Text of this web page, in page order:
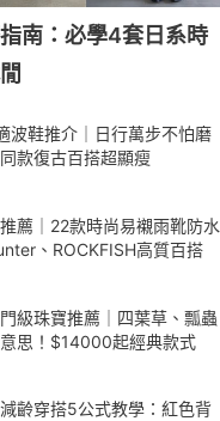
南：必學4套日系時
波鞋推介｜日行萬步不怕磨
款復古百搭超顯瘦
薦｜22款時尚易襯雨靴防水
、ROCKFISH高質百搭
級珠寶推薦｜四葉草、瓢蟲
思！$14000起經典款式
齡穿搭5公式教學：紅色背